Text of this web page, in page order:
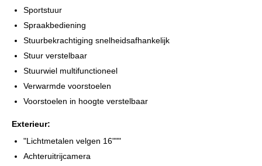
Sportstuur
Spraakbediening
Stuurbekrachtiging snelheidsafhankelijk
Stuur verstelbaar
Stuurwiel multifunctioneel
Verwarmde voorstoelen
Voorstoelen in hoogte verstelbaar
Exterieur:
"Lichtmetalen velgen 16"""
Achteruitrijcamera